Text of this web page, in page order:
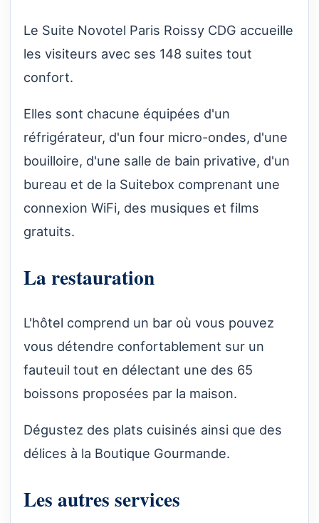
Le Suite Novotel Paris Roissy CDG accueille
les visiteurs avec ses 148 suites tout
confort.
Elles sont chacune équipées d'un
réfrigérateur, d'un four micro-ondes, d'une
bouilloire, d'une salle de bain privative, d'un
bureau et de la Suitebox comprenant une
connexion WiFi, des musiques et films
gratuits.
La restauration
L'hôtel comprend un bar où vous pouvez
vous détendre confortablement sur un
fauteuil tout en délectant une des 65
boissons proposées par la maison.
Dégustez des plats cuisinés ainsi que des
délices à la Boutique Gourmande.
Les autres services